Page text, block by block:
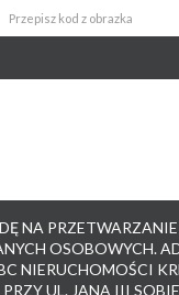
NA
OSOBOWYCH.
NIERUCHOMOŚCI
UL. JANA III